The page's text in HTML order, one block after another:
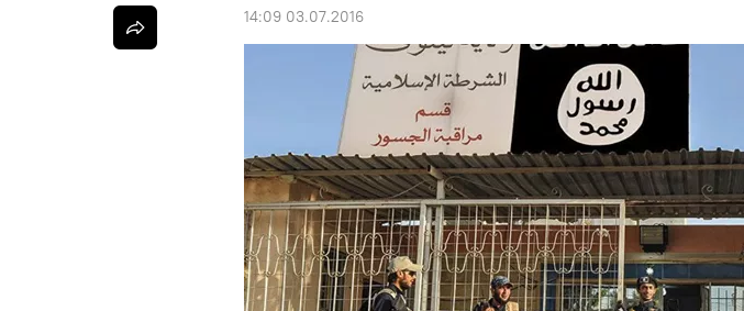
14:09 03.07.2016